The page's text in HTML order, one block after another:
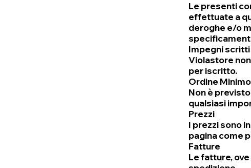
Le presenti
effettuate a
deroghe e/o
Impegni
Violastore
per iscritto.
Ordine Minimo
Non è
qualsiasi
Prezzi
I prezzi sono
pagina come
Fatture
Le fatture,